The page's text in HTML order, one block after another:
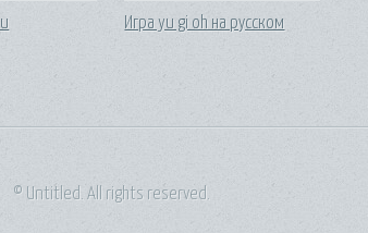
Игра yu gi oh на русском
© Untitled. All rights reserved.